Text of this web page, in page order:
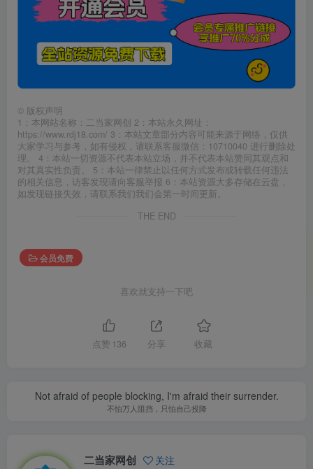
© 版权声明
1：本网站名称：二当家网创 2：本站永久网址：
https://www.rdj18.com/ 3：本站文章部分内容可能来源于网络，仅供
大家学习与参考，如有侵权，请联系客服微信：10710040 进行删除处
理。 4：本站一切资源不代表本站立场，并不代表本站赞同其观点和
对其真实性负责。 5：本站一律禁止以任何方式发布或转载任何违法
的相关信息，访客发现请向客服举报 6：本站资源大多存储在云盘，
如发现链接失效，请联系我们我们会第一时间更新。
THE END
会员免费
喜欢就支持一下吧
点赞 136 分享 收藏
Not afraid of people blocking, I'm afraid their surrender.
不怕万人阻挡，只怕自己投降
二当家网创 关注